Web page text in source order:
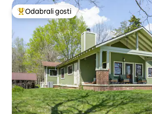
Među najviše rangiranima s oznakom
Odabrali gosti